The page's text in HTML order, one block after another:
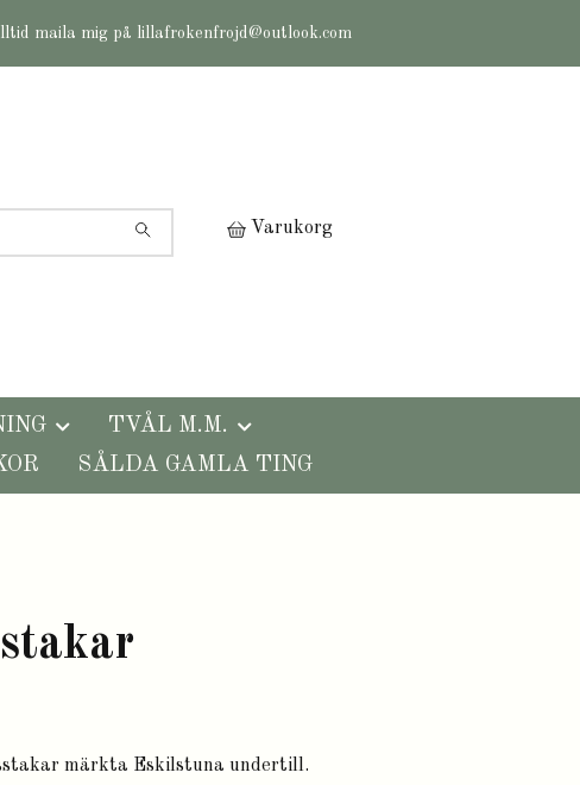
maila mig på lillafrokenfrojd@outlook.com
Varukorg
TVÅL M.M.
SÅLDA GAMLA TING
märkta Eskilstuna undertill.